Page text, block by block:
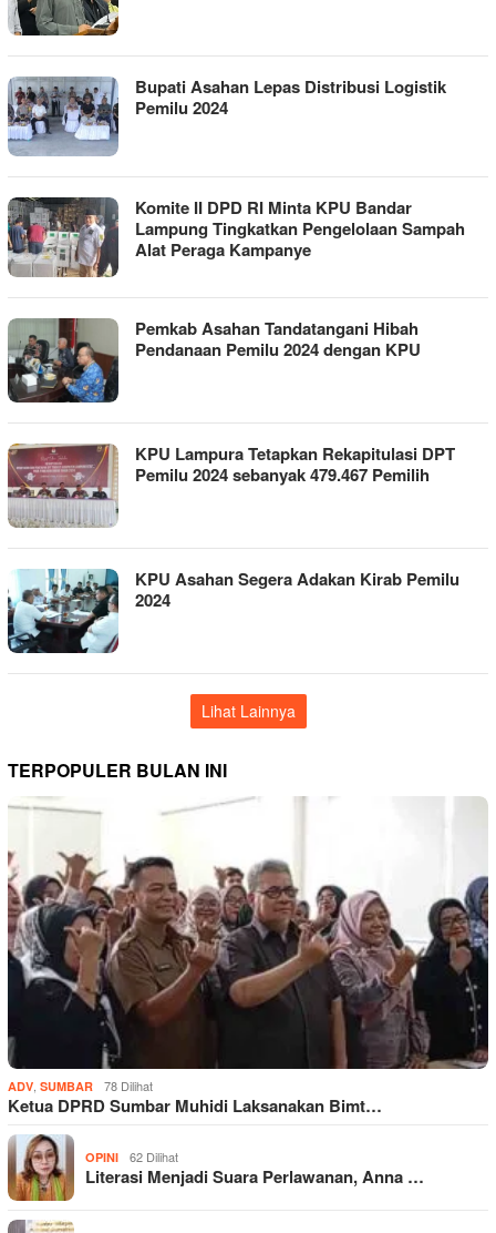
Bupati Asahan Lepas Distribusi Logistik
Pemilu 2024
Komite II DPD RI Minta KPU Bandar
Lampung Tingkatkan Pengelolaan Sampah
Alat Peraga Kampanye
Pemkab Asahan Tandatangani Hibah
Pendanaan Pemilu 2024 dengan KPU
KPU Lampura Tetapkan Rekapitulasi DPT
Pemilu 2024 sebanyak 479.467 Pemilih
KPU Asahan Segera Adakan Kirab Pemilu
2024
Lihat Lainnya
TERPOPULER BULAN INI
ADV SUMBAR 78 Dilihat
Ketua DPRD Sumbar Muhidi Laksanakan Bimt…
OPINI 62 Dilihat
Literasi Menjadi Suara Perlawanan, Anna …